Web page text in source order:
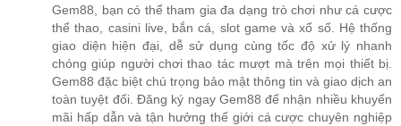
Gem88, bạn có thể tham gia đa dạng trò chơi như cá cược
thể thao, casini live, bắn cá, slot game và xổ số. Hệ thống
giao diện hiện đại, dễ sử dụng cùng tốc độ xử lý nhanh
chóng giúp người chơi thao tác mượt mà trên mọi thiết bị.
Gem88 đặc biệt chú trọng bảo mật thông tin và giao dịch an
toàn tuyệt đối. Đăng ký ngay Gem88 để nhận nhiều khuyến
mãi hấp dẫn và tận hưởng thế giới cá cược chuyên nghiệp